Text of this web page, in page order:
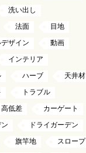
洗い出し
法面
目地
ザイン
動画
インテリア
ハーブ
天井材
トラブル
高低差
カーゲート
ドライガーデン
旗竿地
スロープ